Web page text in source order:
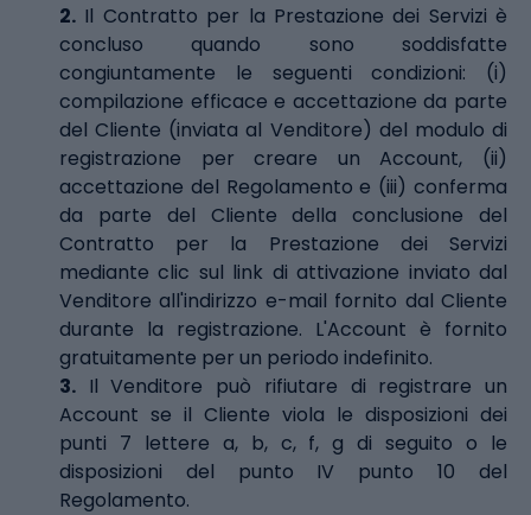
2. Il Contratto per la Prestazione dei Servizi è
concluso quando sono soddisfatte
congiuntamente le seguenti condizioni: (i)
compilazione efficace e accettazione da parte
del Cliente (inviata al Venditore) del modulo di
registrazione per creare un Account, (ii)
accettazione del Regolamento e (iii) conferma
da parte del Cliente della conclusione del
Contratto per la Prestazione dei Servizi
mediante clic sul link di attivazione inviato dal
Venditore all'indirizzo e-mail fornito dal Cliente
durante la registrazione. L'Account è fornito
gratuitamente per un periodo indefinito.
3. Il Venditore può rifiutare di registrare un
Account se il Cliente viola le disposizioni dei
punti 7 lettere a, b, c, f, g di seguito o le
disposizioni del punto IV punto 10 del
Regolamento.